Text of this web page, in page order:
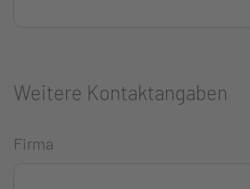
Weitere Kontaktangaben
Firma